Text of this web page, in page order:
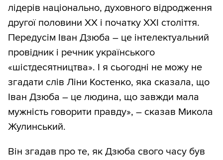
лідерів національно, духовного відродження
другої половини ХХ і початку ХХІ століття.
Передусім Іван Дзюба – це інтелектуальний
провідник і речник українського
«шістдесятництва». І я сьогодні не можу не
згадати слів Ліни Костенко, яка сказала, що
Іван Дзюба – це людина, що завжди мала
мужність говорити правду», – сказав Микола
Жулинський.
Він згадав про те, як Дзюба свого часу був